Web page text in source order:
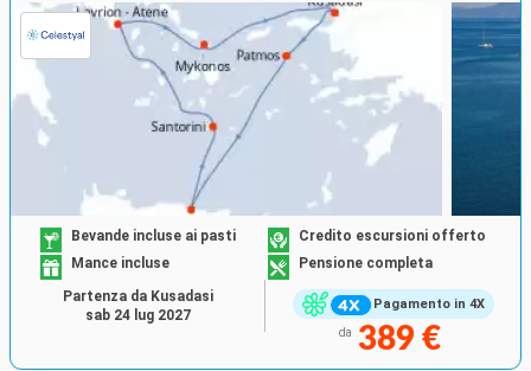
Pagamento in 4X
Bevande incluse ai pasti
Credito escursioni offerto
Mance incluse
Pensione completa
da 389 €
Partenza da Kusadasi
sab 24 lug 2027